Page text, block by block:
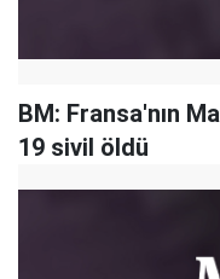
BM: Fransa'nın
19 sivil öldü